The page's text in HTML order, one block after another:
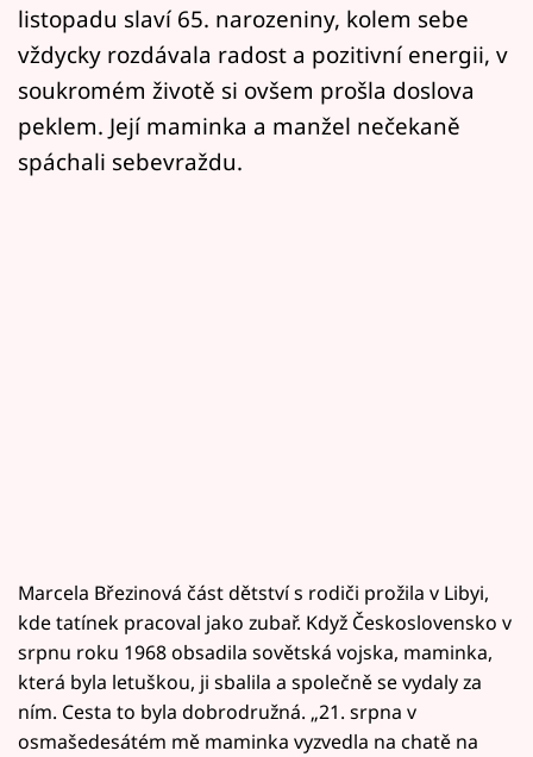
Sledujte nás
listopadu slaví 65. narozeniny, kolem sebe
vždycky rozdávala radost a pozitivní energii, v
soukromém životě si ovšem prošla doslova
peklem. Její maminka a manžel nečekaně
spáchali sebevraždu.
Marcela Březinová část dětství s rodiči prožila v Libyi,
kde tatínek pracoval jako zubař. Když Československo v
srpnu roku 1968 obsadila sovětská vojska, maminka,
která byla letuškou, ji sbalila a společně se vydaly za
ním. Cesta to byla dobrodružná. „21. srpna v
osmašedesátém mě maminka vyzvedla na chatě na